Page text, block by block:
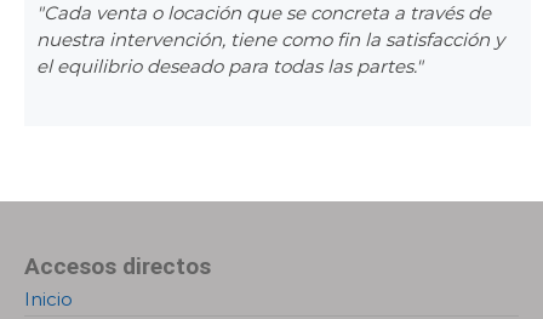
"Cada venta o locación que se concreta a través de
nuestra intervención, tiene como fin la satisfacción y
el equilibrio deseado para todas las partes."
Accesos directos
Inicio